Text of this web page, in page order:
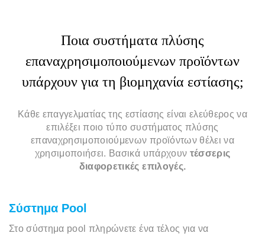
Ποια συστήματα πλύσης
επαναχρησιμοποιούμενων προϊόντων
υπάρχουν για τη βιομηχανία εστίασης;
Κάθε επαγγελματίας της εστίασης είναι ελεύθερος να
επιλέξει ποιο τύπο συστήματος πλύσης
επαναχρησιμοποιούμενων προϊόντων θέλει να
χρησιμοποιήσει. Βασικά υπάρχουν τέσσερις
διαφορετικές επιλογές.
Σύστημα Pool
Στο σύστημα pool πληρώνετε ένα τέλος για να